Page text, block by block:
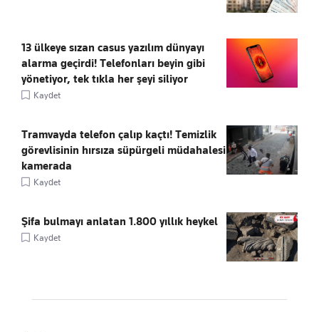
13 ülkeye sızan casus yazılım dünyayı
alarma geçirdi! Telefonları beyin gibi
yönetiyor, tek tıkla her şeyi siliyor
Kaydet
Tramvayda telefon çalıp kaçtı! Temizlik
görevlisinin hırsıza süpürgeli müdahalesi
kamerada
Kaydet
Şifa bulmayı anlatan 1.800 yıllık heykel
Kaydet